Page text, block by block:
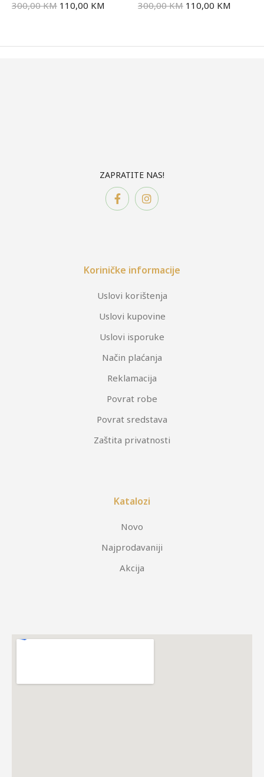
300,00KM 110,00 KM 300,00KM 110,00 KM
ZAPRATITE NAS!
Koriničke informacije
Uslovi korištenja
Uslovi kupovine
Uslovi isporuke
Način plaćanja
Reklamacija
Povrat robe
Povrat sredstava
Zaštita privatnosti
Katalozi
Novo
Najprodavaniji
Akcija